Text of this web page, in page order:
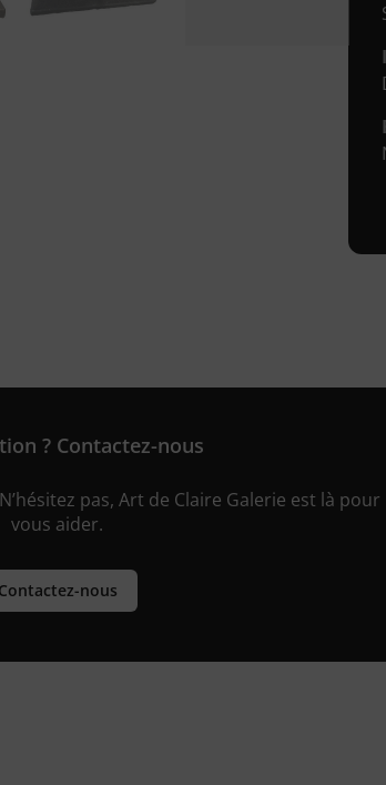
? Contactez-nous
pas, Art de Claire Galerie est là pour
vous aider.
Contactez-nous